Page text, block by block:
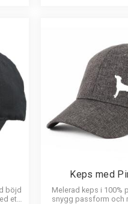
böjd
ett
Keps med
Melerad keps i 100%
snygg passform och